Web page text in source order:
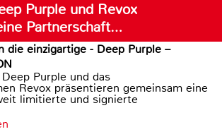
Purple und Revox
Partnerschaft…
die einzigartige - Deep Purple –
Purple und das
Revox präsentieren gemeinsam eine
limitierte und signierte